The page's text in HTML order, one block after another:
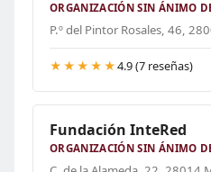
ORGANIZACIÓN SIN ÁNIMO
P.º del Pintor Rosales, 46,
★★★★★4.9 (7 reseñas)
Fundación InteRed
ORGANIZACIÓN SIN ÁNIMO